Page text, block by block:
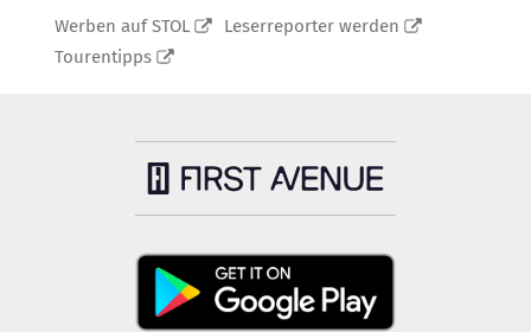
Werben auf STOL
Leserreporter werden
Tourentipps